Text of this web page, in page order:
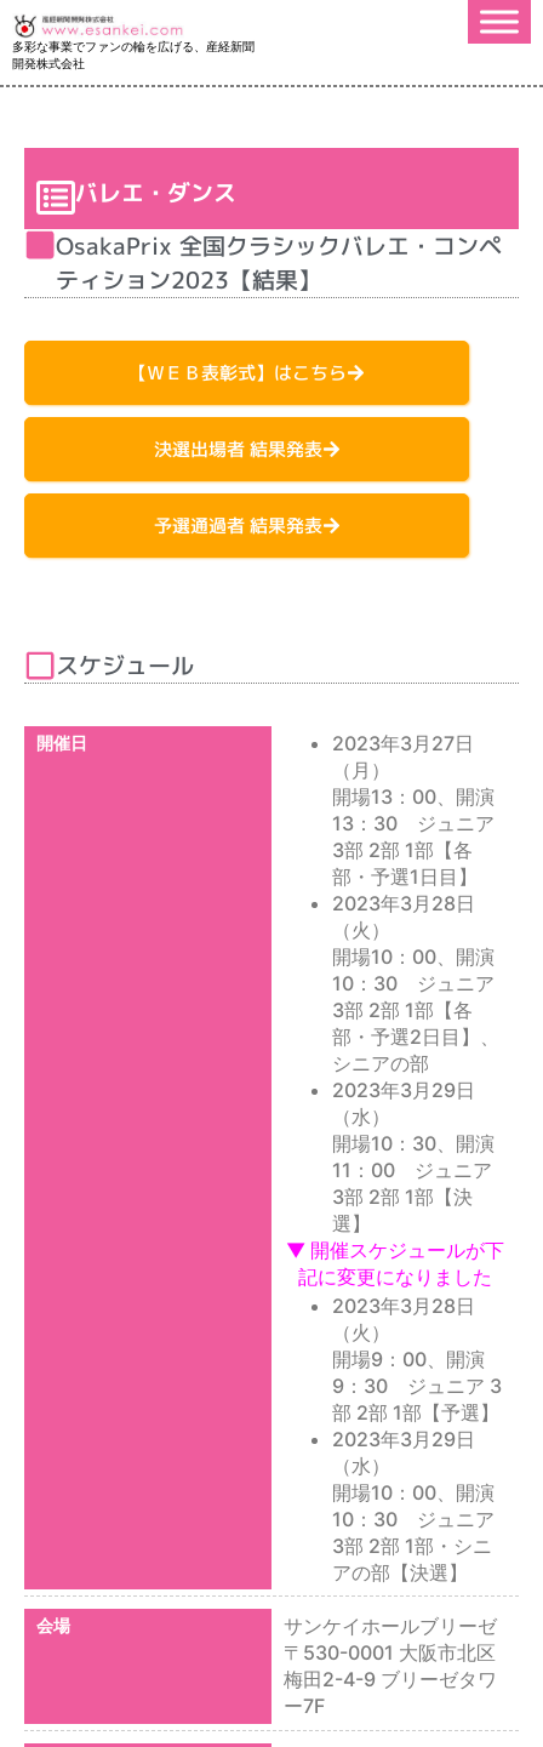
多彩な事業でファンの輪を広げる、産経新聞
開発株式会社
バレエ・ダンス
OsakaPrix 全国クラシックバレエ・コンペ
ティション2023【結果】
【ＷＥＢ表彰式】はこちら
決選出場者 結果発表
予選通過者 結果発表
スケジュール
開催日
2023年3月27日
（月）
開場13：00、開演
13：30 ジュニア
3部 2部 1部【各
部・予選1日目】
2023年3月28日
（火）
開場10：00、開演
10：30 ジュニア
3部 2部 1部【各
部・予選2日目】、
シニアの部
2023年3月29日
（水）
開場10：30、開演
11：00 ジュニア
3部 2部 1部【決
選】
▼ 開催スケジュールが下
記に変更になりました
2023年3月28日
（火）
開場9：00、開演
9：30 ジュニア 3
部 2部 1部【予選】
2023年3月29日
（水）
開場10：00、開演
10：30 ジュニア
3部 2部 1部・シニ
アの部【決選】
会場
サンケイホールブリーゼ
〒530-0001 大阪市北区
梅田2-4-9 ブリーゼタワ
ー7F